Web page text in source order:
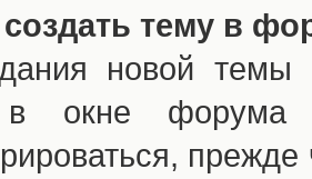
тему в
новой темы
в окне